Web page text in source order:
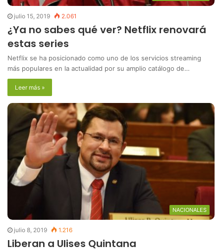
julio 15, 2019 2.061
¿Ya no sabes qué ver? Netflix renovará
estas series
Netflix se ha posicionado como uno de los servicios streaming
más populares en la actualidad por su amplio catálogo de…
Leer más »
NACIONALES
julio 8, 2019 1.216
Liberan a Ulises Quintana